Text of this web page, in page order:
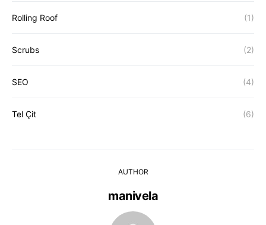
Rolling Roof (1)
Scrubs (2)
SEO (4)
Tel Çit (6)
AUTHOR
manivela